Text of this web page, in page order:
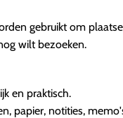
gebruikt om
wilt bezoeken.
en praktisch.
papier, notities,